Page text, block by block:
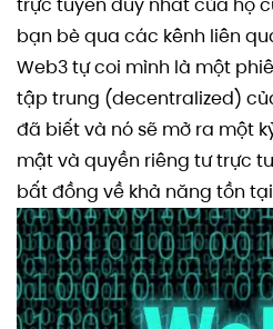
trực tuyến duy nhất của họ
bạn bè qua các kênh liên
Web3 tự coi mình là một
tập trung (decentralized)
đã biết và nó sẽ mở ra một
mật và quyền riêng tư trực
bất đồng về khả năng tồn